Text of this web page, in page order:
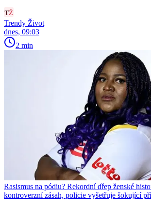
Trendy Život
dnes, 09:03
2 min
Rasismus na pódiu? Rekordní dřep ženské
kontroverzní zásah, policie vyšetřuje šokující